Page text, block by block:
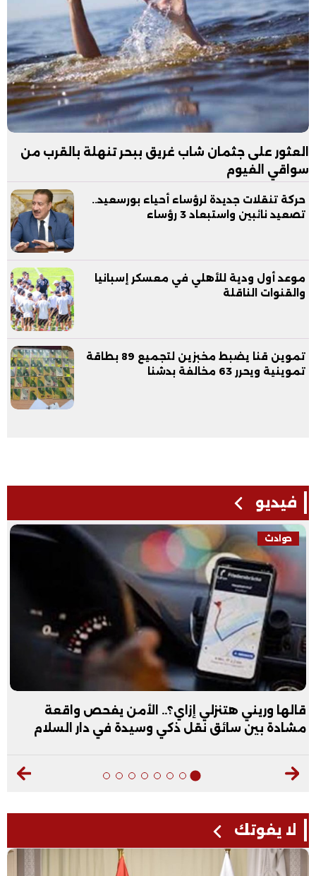
العثور على جثمان شاب غريق ببحر تنهلة بالقرب من
سواقي الفيوم
حركة تنقلات جديدة لرؤساء أحياء بورسعيد..
تصعيد نائبين واستبعاد 3 رؤساء
موعد أول ودية للأهلي في معسكر إسبانيا
والقنوات الناقلة
تموين قنا يضبط مخبزين لتجميع 89 بطاقة
تموينية ويحرر 63 مخالفة بدشنا
فيديو
حوادث
قالها وريني هتنزلي إزاي؟.. الأمن يفحص واقعة
مشادة بين سائق نقل ذكي وسيدة في دار السلام
لا يفوتك